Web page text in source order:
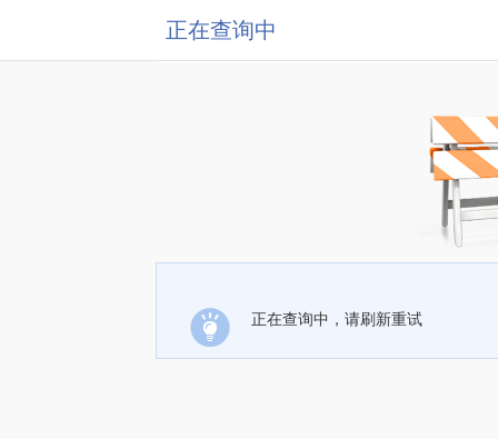
正在查询中
正在查询中，请刷新重试